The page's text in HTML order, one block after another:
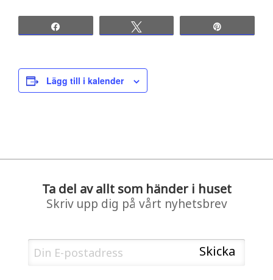
Lägg till i kalender
Ta del av allt som händer i huset
Skriv upp dig på vårt nyhetsbrev